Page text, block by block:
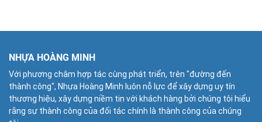
NHỰA HOÀNG MINH
Với phương châm hợp tác cùng phát triển, trên "đường đến
thành công", Nhựa Hoàng Minh luôn nỗ lực để xây dựng uy tín
thương hiệu, xây dựng niềm tin với khách hàng bởi chúng tôi hiểu
rằng sự thành công của đối tác chính là thành công của chúng